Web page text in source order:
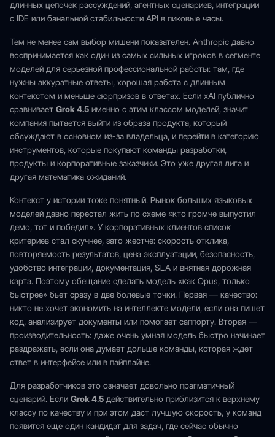
длинных цепочек рассуждений, агентных сценариев, интеграции
с IDE или банальной стабильности API в пиковые часы.
Тем не менее сам выбор мишени показателен. Anthropic давно
воспринимается как один из самых сильных игроков в сегменте
моделей для серьезной профессиональной работы: там, где
нужны аккуратные ответы, хорошая работа с длинным
контекстом и меньше сюрпризов в ответах. Если xAI публично
сравнивает Grok 4.5 именно с этим классом моделей, значит
компания пытается выйти из образа продукта, который
обсуждают в основном из-за владельца, и перейти в категорию
инструментов, которые покупают команды разработки,
продукты и корпоративные заказчики. Это уже другая лига и
другая математика ожиданий.
Контекст у истории тоже понятный. Рынок больших языковых
моделей давно перестал жить по схеме «кто громче выпустил
демо, тот и победил». У корпоративных клиентов список
критериев стал скучнее, зато жестче: скорость отклика,
повторяемость результатов, цена эксплуатации, безопасность,
удобство интеграции, документация, SLA и внятная дорожная
карта. Поэтому обещание сделать модель «как Opus, только
быстрее» бьет сразу в две болевые точки. Первая — качество:
никто не хочет экономить на интеллекте модели, если она пишет
код, анализирует документы или помогает саппорту. Вторая —
производительность: даже очень умная модель быстро начинает
раздражать, если она думает дольше команды, которая ждет
ответ в интерфейсе или в пайплайне.
Для разработчиков это означает довольно прагматичный
сценарий. Если Grok 4.5 действительно приблизится к верхнему
классу по качеству и при этом даст лучшую скорость, у команд
появится еще один кандидат для задач, где сейчас обычно